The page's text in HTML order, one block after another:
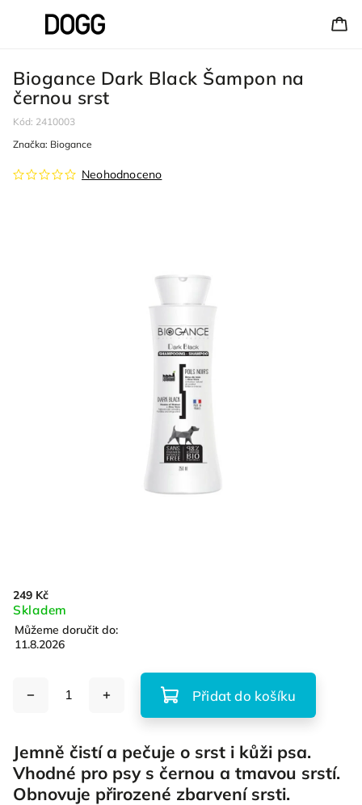
Biogance Dark Black Šampon na
černou srst
Kód: 2410003
Neohodnoceno
Značka: Biogance
249 Kč
Skladem
Můžeme doručit do:
11.8.2026
Přidat do košíku
Jemně čistí a pečuje o srst i kůži psa.
Vhodné pro psy s černou a tmavou srstí.
Obnovuje přirozené zbarvení srsti.